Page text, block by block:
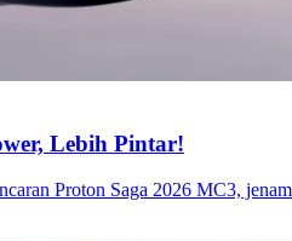
Lebih Pintar!
Proton Saga 2026 MC3,